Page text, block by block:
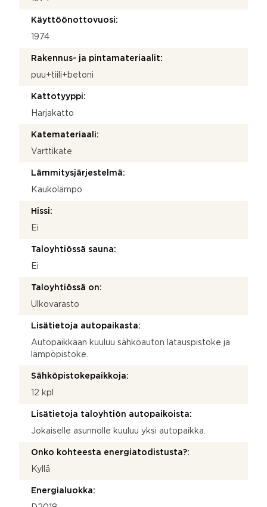
Käyttöönottovuosi:
1974
Rakennus- ja pintamateriaalit:
puu+tiili+betoni
Kattotyyppi:
Harjakatto
Katemateriaali:
Varttikate
Lämmitysjärjestelmä:
Kaukolämpö
Hissi:
Ei
Taloyhtiössä sauna:
Ei
Taloyhtiössä on:
Ulkovarasto
Lisätietoja autopaikasta:
Autopaikkaan kuuluu sähköauton latauspistoke ja
lämpöpistoke.
Sähköpistokepaikkoja:
12 kpl
Lisätietoja taloyhtiön autopaikoista:
Jokaiselle asunnolle kuuluu yksi autopaikka.
Onko kohteesta energiatodistusta?:
Kyllä
Energialuokka: